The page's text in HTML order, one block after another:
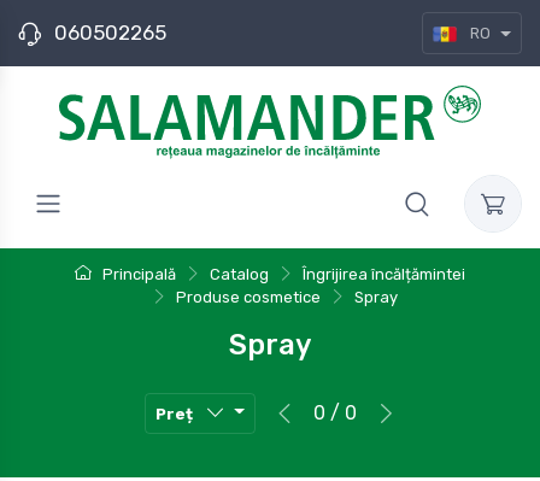
060502265 RO
Principală Catalog
Îngrijirea încălțămintei
Produse cosmetice
Spray
Spray
Preț 0 / 0